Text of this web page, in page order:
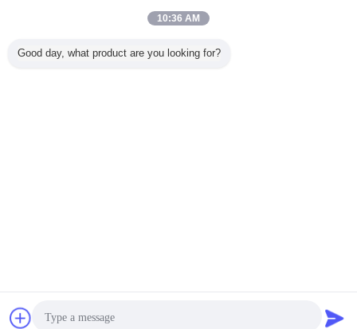
Plaudern
Tischplattenansicht
10:36 AM
Good day, what product are you looking for?